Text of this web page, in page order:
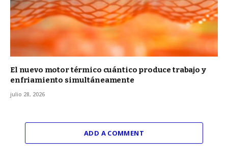
El nuevo motor térmico cuántico produce trabajo y
enfriamiento simultáneamente
julio 28, 2026
ADD A COMMENT